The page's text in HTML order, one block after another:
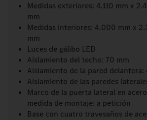
Medidas exteriores: 4.110 mm x
mm
Medidas interiores: 4.000 mm x
mm
Luces de gálibo LED
Aislamiento del techo: 70 mm
Aislamiento de la pared delantera:
Aislamiento de las paredes
Marco de la puerta lateral en
medida de montaje: a petición
Base con cuatro travesaños de